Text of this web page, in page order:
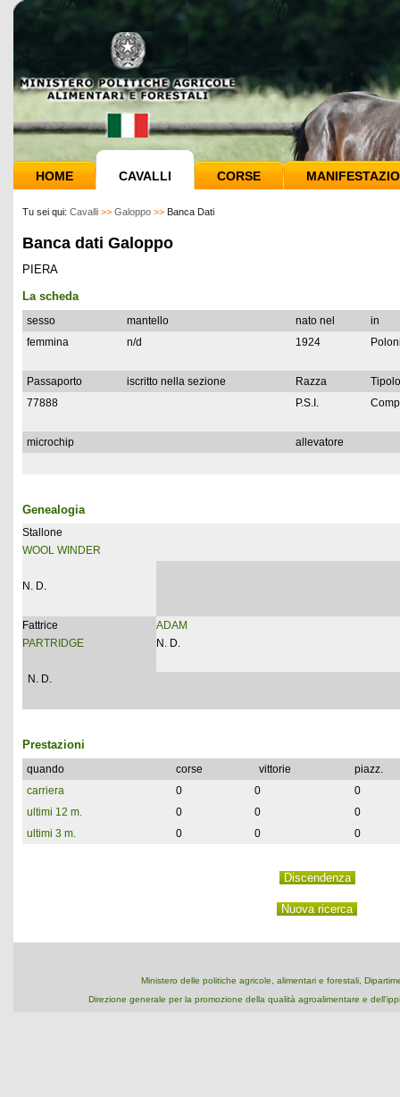
HOME CAVALLI CORSE
Tu sei qui: Cavalli >> Galoppo >> Banca Dati
Banca dati Galoppo
PIERA
La scheda
sesso mantello nato nel
in
femmina
n/d 1924
Passaporto iscritto nella sezione Razza
77888
P.S.I.
microchip allevatore
Genealogia
Stallone
WOOL WINDER
N. D.
Fattrice
PARTRIDGE
N. D.
ADAM
N. D.
Prestazioni
quando corse vittorie
piazz.
carriera
0 0
0
ultimi 12 m.
0 0
0
ultimi 3 m.
0 0 0
Ministero delle politiche agricole, alimentari e forestali,
Direzione generale per la promozione della qualità agroalimentare e